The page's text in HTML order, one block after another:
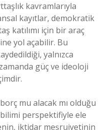
kavramlarıyla
kayıtlar, demokratik
katılımı için bir araç
yol açabilir. Bu
yalnızca
güç ve ideoloji
mu alacak mı olduğu
perspektifiyle ele
iktidar meşruiyetinin